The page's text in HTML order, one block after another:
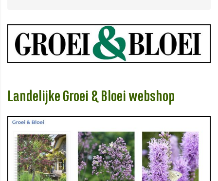
Landelijke Groei & Bloei webshop